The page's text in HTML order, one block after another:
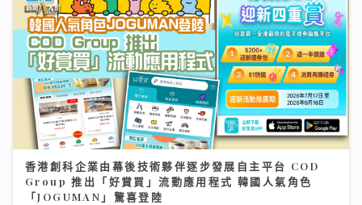
香港創科企業由幕後技術夥伴逐步發展自主平台 COD
Group 推出「好賞買」流動應用程式 韓國人氣角色
「JOGUMAN」驚喜登陸